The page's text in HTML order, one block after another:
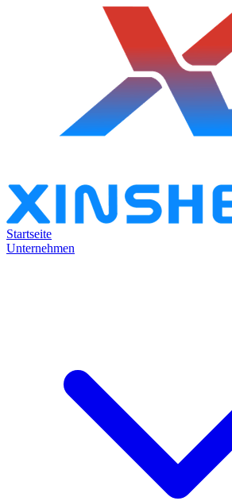
Startseite
Unternehmen